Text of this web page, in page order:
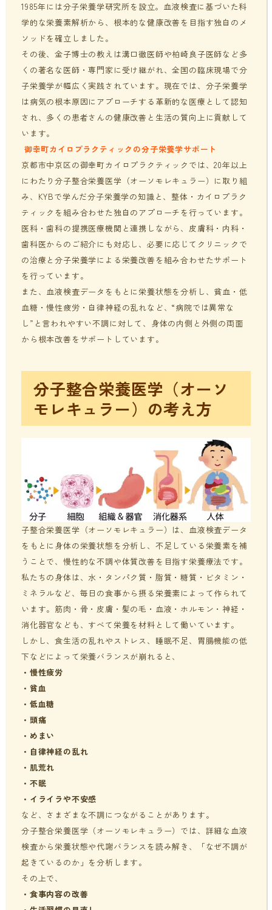
1985年には分子栄養学研究所を設立。血液検査に基づいた科
学的な栄養素解析から、根本的な健康改善を目指す独自のメ
ソッドを確立しました。
その後、金子博士の教えは溝口徹医師や柏崎良子医師など多
くの著名な医師・専門家に受け継がれ、全国の臨床現場で分
子栄養学が幅広く実践されています。現在では、分子栄養学
は病気の根本原因にアプローチする革新的な医療として認知
され、多くの患者さんの健康改善と生活の質向上に貢献して
います。
御幸町カイロプラクティックの分子栄養学サポート
京都市中京区の御幸町カイロプラクティックでは、20年以上
にわたり分子整合栄養医学（オーソモレキュラー）に取り組
み、KYBで学んだ分子栄養学の知識と、整体・カイロプラク
ティックを組み合わせた独自のアプローチを行っています。
医科・歯科の提携医療機関と連携しながら、皮膚科・内科・
歯科医からのご紹介にも対応し、必要に応じてクリニックで
の治療と分子栄養学による栄養改善を組み合わせたサポート
を行っています。
また、血液検査データをもとに栄養状態を分析し、貧血・低
血糖・慢性疲労・自律神経の乱れなど、“病院では異常な
し”と言われやすい不調に対して、身体の内側と外側の両面
から根本改善をサポートしています。
分子整合栄養医学（オーソ
モレキュラー）の考え方
子整合栄養医学（オーソモレキュラー）は、血液検査データ
をもとに身体の栄養状態を分析し、不足している栄養素を補
うことで、慢性的な不調や体質改善を目指す栄養療法です。
私たちの身体は、水・タンパク質・脂質・糖質・ビタミン・
ミネラルなど、毎日の食事から摂る栄養素によって作られて
います。筋肉・骨・皮膚・髪の毛・血液・ホルモン・神経・
消化器官なども、すべて栄養を材料として働いています。
しかし、食生活の乱れやストレス、睡眠不足、胃腸機能の低
下などによって栄養バランスが崩れると、
・慢性疲労
・貧血
・低血糖
・頭痛
・めまい
・自律神経の乱れ
・肌荒れ
・不眠
・イライラや不安感
など、さまざまな不調につながることがあります。
分子整合栄養医学（オーソモレキュラー）では、詳細な血液
検査から栄養状態や代謝バランスを読み解き、「なぜ不調が
起きているのか」を分析します。
その上で、
・食事内容の改善